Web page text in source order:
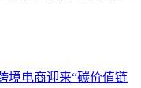
境电商迎来“碳价值链